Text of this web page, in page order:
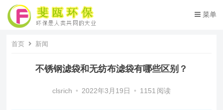
菜单
首页 新闻
不锈钢滤袋和无纺布滤袋有哪些区别？
clsrich • 2022年3月19日 • 1151 阅读